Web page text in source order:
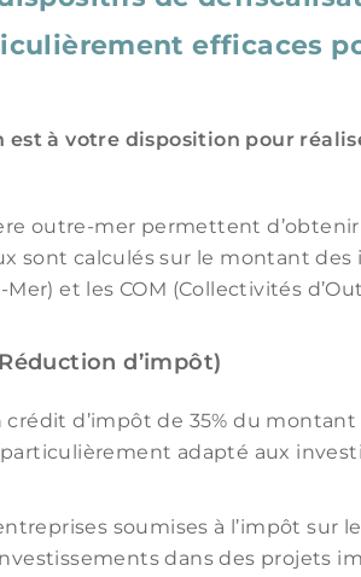
REMARQUE / HORAIRES
J’accepte de recevoir
J’accepte les conditions
efficaces
à votre disposition pour
outre-mer permettent
sont calculés sur le montant
et les COM (Collectivités
d’impôt)
d’impôt de 35% du
adapté aux
soumises à l’impôt
dans des projets